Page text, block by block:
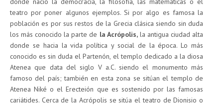
teatro por poner algunos ejemplos. Si por algo es famosa la
población es por sus restos de la Grecia clásica siendo sin duda
los más conocido la parte de la Acrópolis,la antigua ciudad alta
donde se hacia la vida política y social de la época. Lo más
conocido es sin duda el Partenón, el templo dedicado a la diosa
Atenea que data del siglo V a.C. siendo el monumento más
famoso del país; también en esta zona se sitúan el templo de
Atenea Niké o el Erecteión que es sostenido por las famosas
cariátides. Cerca de la Acrópolis se sitúa el teatro de Dionisio o